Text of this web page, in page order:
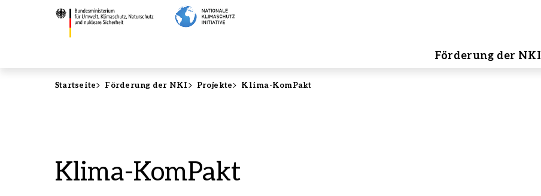
Klima-
KomPakt
Umwelt,
Förderung der NKI
Startseite Förderung der NKI Projekte Klima-KomPakt
Klima-KomPakt